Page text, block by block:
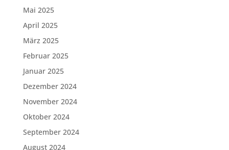
Mai 2025
April 2025
März 2025
Februar 2025
Januar 2025
Dezember 2024
November 2024
Oktober 2024
September 2024
August 2024